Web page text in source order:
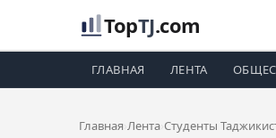
TopTJ.com
ГЛАВНАЯ ЛЕНТА
Главная Лента Студенты